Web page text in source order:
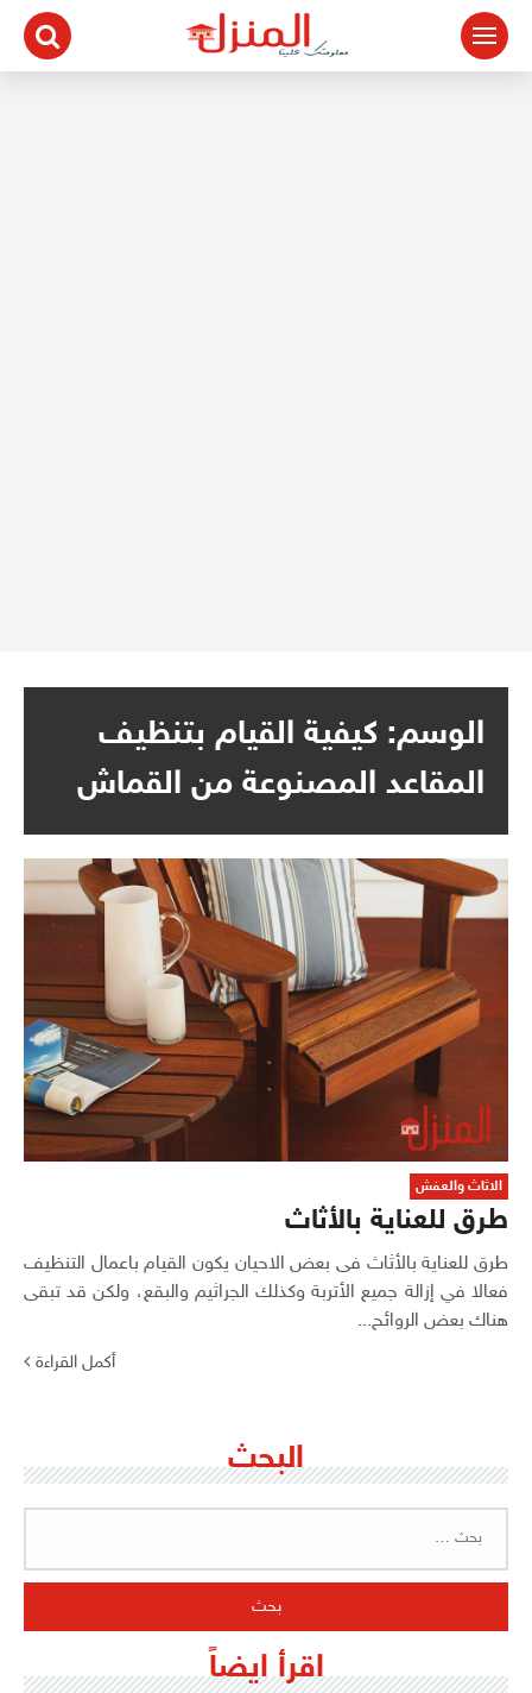
التجاوز
المحتوى
الوسم: كيفية القيام بتنظيف
المقاعد المصنوعة من القماش
الاثاث والعفش
طرق للعناية بالأثاث
طرق للعناية بالأثاث فى بعض الاحيان يكون القيام باعمال التنظيف
فعالا في إزالة جميع الأتربة وكذلك الجراثيم والبقع، ولكن قد تبقى
هناك بعض الروائح...
أكمل القراءة
البحث
اقرأ ايضاً